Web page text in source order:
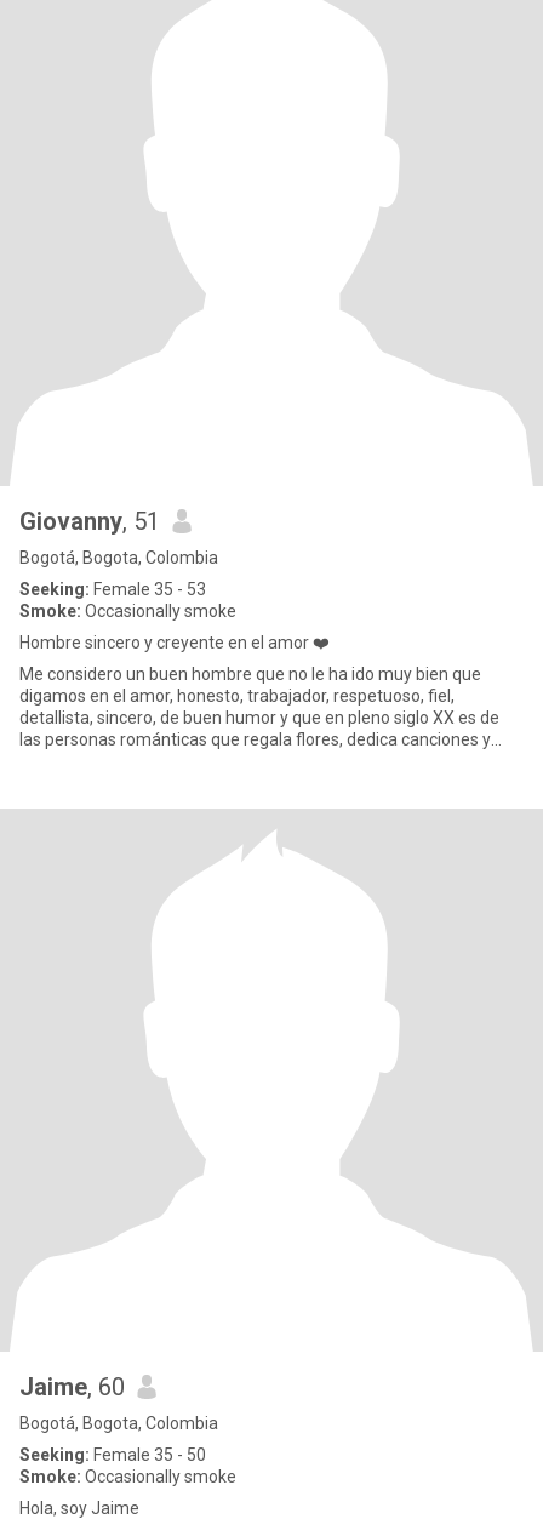
Giovanny, 51
Bogotá, Bogota, Colombia
Seeking: Female 35 - 53
Smoke: Occasionally smoke
Hombre sincero y creyente en el amor ❤️
Me considero un buen hombre que no le ha ido muy bien que
digamos en el amor, honesto, trabajador, respetuoso, fiel,
detallista, sincero, de buen humor y que en pleno siglo XX es de
las personas románticas que regala flores, dedica canciones y
Jaime, 60
Bogotá, Bogota, Colombia
Seeking: Female 35 - 50
Smoke: Occasionally smoke
Hola, soy Jaime